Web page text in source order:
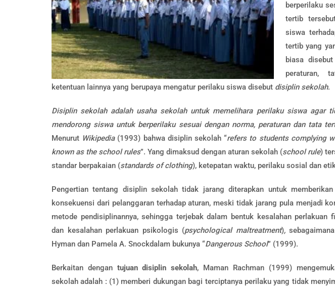
berperilaku
tertib
siswa
tertib yang
biasa disebut
peraturan,
ketentuan lainnya yang berupaya mengatur perilaku siswa disebut disiplin sekolah.
Disiplin sekolah adalah usaha sekolah untuk memelihara perilaku siswa agar
mendorong siswa untuk berperilaku sesuai dengan norma, peraturan dan tata
Menurut Wikipedia(1993) bahwa disiplin sekolah “refers to students complying
known as the school rules”. Yang dimaksud dengan aturan sekolah (school rule)
standar berpakaian (standards of clothing), ketepatan waktu, perilaku sosial dan
Pengertian tentang disiplin sekolah tidak jarang diterapkan untuk
konsekuensi dari pelanggaran terhadap aturan, meski tidak jarang pula menjadi
metode pendisiplinannya, sehingga terjebak dalam bentuk kesalahan perlakuan
dan kesalahan perlakuan psikologis (psychological maltreatment),
Hyman dan Pamela A. Snockdalam bukunya “Dangerous School” (1999).
Berkaitan dengan tujuan disiplin sekolah, Maman Rachman (1999)
sekolah adalah : (1) memberi dukungan bagi terciptanya perilaku yang tidak